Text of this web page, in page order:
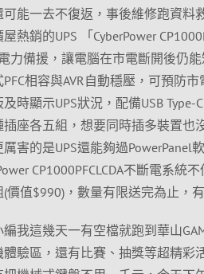
可能一去不復返，事後維修跑資料
熱銷的UPS 「CyberPower
力備援，讓電腦在市電斷開後仍
PFC相容與AVR自動穩壓，可預防
及時顯示UPS狀況，配備USB
插座各五組，想要同時插多裝置也
害的是UPS還能夠過
CP1000PFCLCDA不斷電系
價值$990)，數量有限送完為止，
我這幾天一有空檔就跑到華山
體驗區，還有比賽、抽獎等超精彩